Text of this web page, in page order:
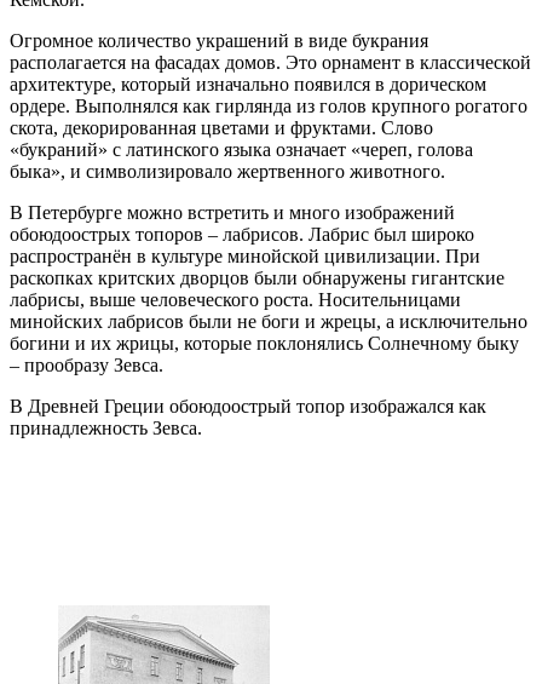
Огромное количество украшений в виде букрания
располагается на фасадах домов. Это орнамент в классической
архитектуре, который изначально появился в дорическом
ордере. Выполнялся как гирлянда из голов крупного рогатого
скота, декорированная цветами и фруктами. Слово
«букраний» с латинского языка означает «череп, голова
быка», и символизировало жертвенного животного.
В Петербурге можно встретить и много изображений
обоюдоострых топоров – лабрисов. Лабрис был широко
распространён в культуре минойской цивилизации. При
раскопках критских дворцов были обнаружены гигантские
лабрисы, выше человеческого роста. Носительницами
минойских лабрисов были не боги и жрецы, а исключительно
богини и их жрицы, которые поклонялись Солнечному быку
– прообразу Зевса.
В Древней Греции обоюдоострый топор изображался как
принадлежность Зевса.